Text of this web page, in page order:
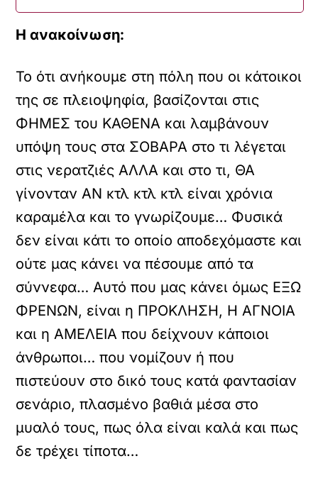
Η ανακοίνωση:
Το ότι ανήκουμε στη πόλη που οι κάτοικοι
της σε πλειοψηφία, βασίζονται στις
ΦΗΜΕΣ του ΚΑΘΕΝΑ και λαμβάνουν
υπόψη τους στα ΣΟΒΑΡΑ στο τι λέγεται
στις νερατζιές ΑΛΛΑ και στο τι, ΘΑ
γίνονταν ΑΝ κτλ κτλ κτλ είναι χρόνια
καραμέλα και το γνωρίζουμε… Φυσικά
δεν είναι κάτι το οποίο αποδεχόμαστε και
ούτε μας κάνει να πέσουμε από τα
σύννεφα… Αυτό που μας κάνει όμως ΕΞΩ
ΦΡΕΝΩΝ, είναι η ΠΡΟΚΛΗΣΗ, Η ΑΓΝΟΙΑ
και η ΑΜΕΛΕΙΑ που δείχνουν κάποιοι
άνθρωποι… που νομίζουν ή που
πιστεύουν στο δικό τους κατά φαντασίαν
σενάριο, πλασμένο βαθιά μέσα στο
μυαλό τους, πως όλα είναι καλά και πως
δε τρέχει τίποτα…